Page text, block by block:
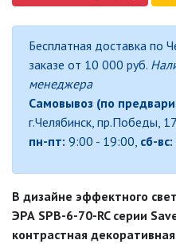
Бесплатная доставка по
заказе от 10 000 руб.
менеджера
Самовывоз (по
г.Челябинск, пр.Победы,
пн-пт: 9:00 - 19:00, сб-вс:
В дизайне эффектного
ЭРА SPB-6-70-RC серии
контрастная